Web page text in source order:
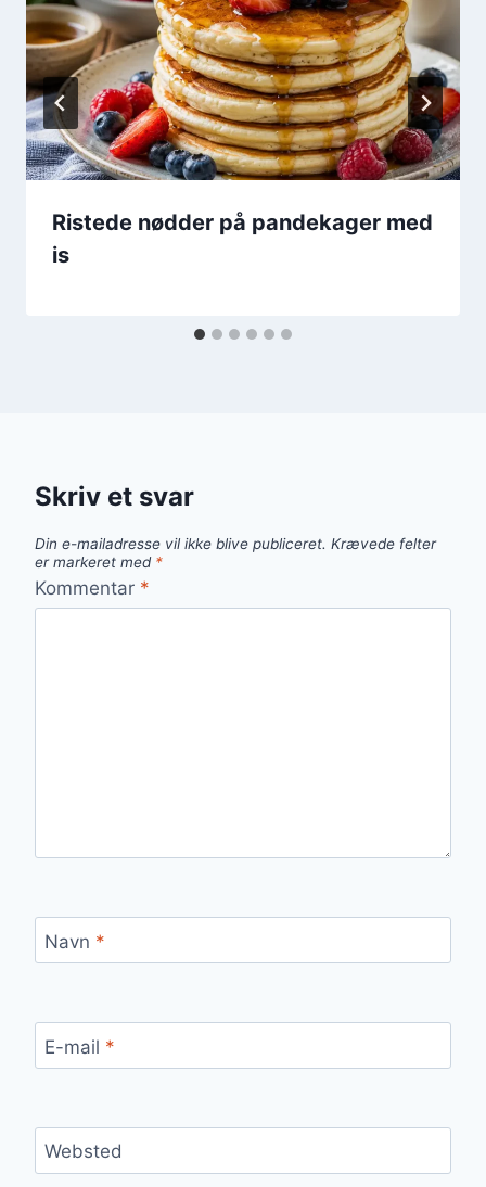
Ristede nødder på pandekager med
is
Skriv et svar
Din e-mailadresse vil ikke blive publiceret. Krævede felter
er markeret med *
Kommentar *
Navn *
E-mail *
Websted